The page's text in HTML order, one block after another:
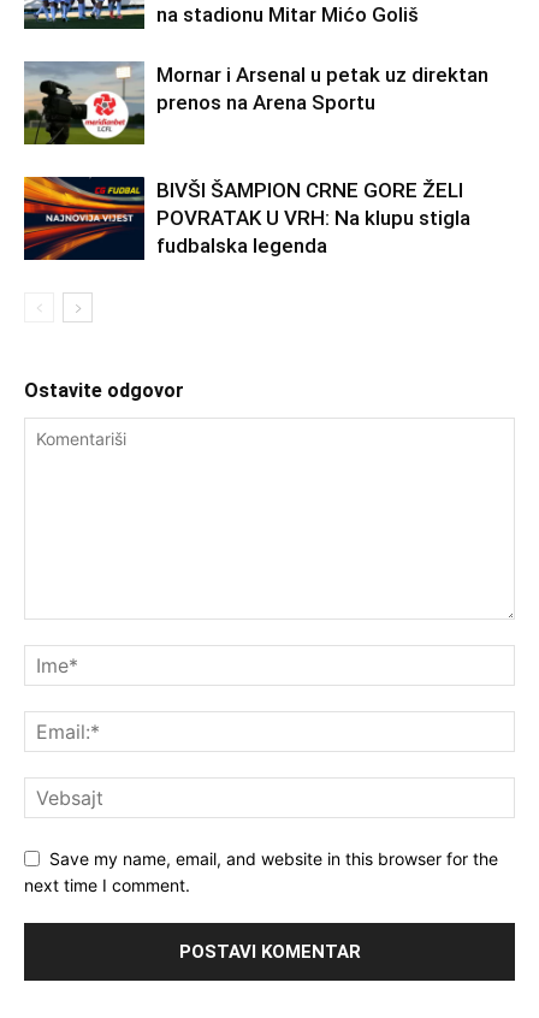
na stadionu Mitar Mićo Goliš
Mornar i Arsenal u petak uz direktan
prenos na Arena Sportu
BIVŠI ŠAMPION CRNE GORE ŽELI
POVRATAK U VRH: Na klupu stigla
fudbalska legenda
Ostavite odgovor
Save my name, email, and website in this browser for the
next time I comment.